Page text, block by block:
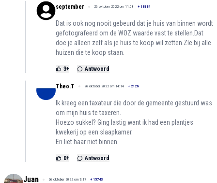
september 26 oktober 2022 om 11:08 + 18184
Dat is ook nog nooit gebeurd dat je huis van binnen wordt
gefotografeerd om de WOZ waarde vast te stellen.Dat
doe je alleen zelf als je huis te koop wil zetten.ZIe bij alle
huizen die te koop staan.
3+ Antwoord
Theo.T 26 oktober 2022 om 14:14 + 2126
Ik kreeg een taxateur die door de gemeente gestuurd was
om mijn huis te taxeren.
Hoezo sukkel? Ging lastig want ik had een plantjes
kwekerij op een slaapkamer.
En liet haar niet binnen.
0+ Antwoord
Juan 26 oktober 2022 om 9:17 + 15743